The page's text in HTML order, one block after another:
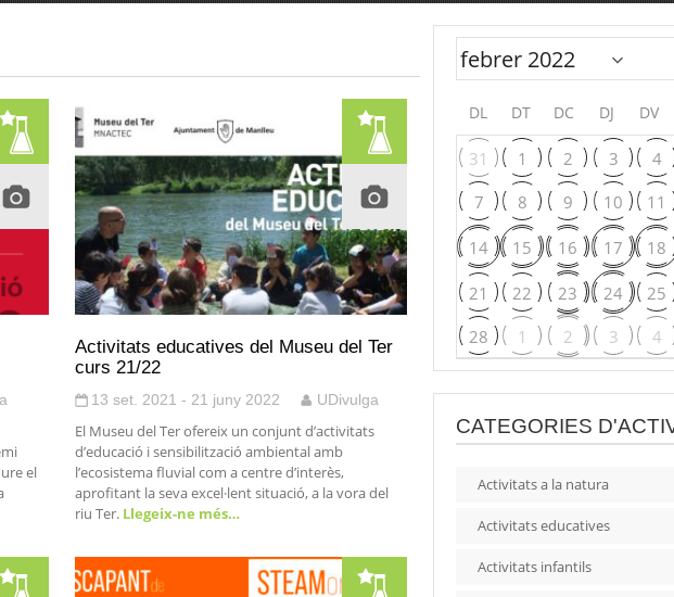
el
Activitats educatives del Museu del Ter
curs 21/22
13 set. 2021 - 21 juny 2022 UDivulga
El Museu del Ter ofereix un conjunt d’activitats
d’educació i sensibilització ambiental amb
l’ecosistema fluvial com a centre d’interès,
aprofitant la seva excel·lent situació, a la vora del
riu Ter.Llegeix-ne més…
DL DT DC DJ DV
31 1 2 3 4
7
8 9 10 11
14 15 16 17 18
21 22 23 24 25
28
1 2 3 4
CATEGORIES
Activitats a la natura
Activitats educatives
Activitats infantils